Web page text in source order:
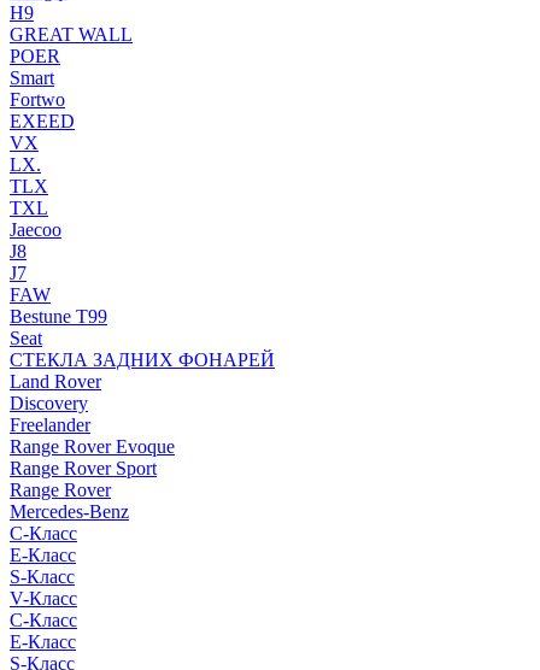
H9
GREAT WALL
POER
Smart
Fortwo
EXEED
VX
LX.
TLX
TXL
Jaecoo
J8
J7
FAW
Bestune T99
Seat
СТЕКЛА ЗАДНИХ ФОНАРЕЙ
Land Rover
Discovery
Freelander
Range Rover Evoque
Range Rover Sport
Range Rover
Mercedes-Benz
C-Класс
E-Класс
S-Класс
V-Класс
C-Класс
E-Класс
S-Класс